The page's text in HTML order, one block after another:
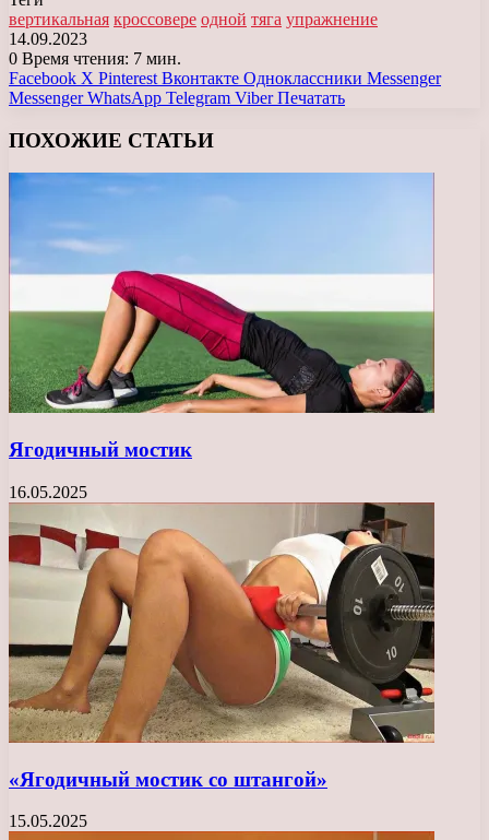
вертикальная кроссовере одной тяга упражнение
14.09.2023
0 Время чтения: 7 мин.
Facebook X Pinterest Вконтакте Одноклассники Messenger
Messenger WhatsApp Telegram Viber Печатать
ПОХОЖИЕ СТАТЬИ
Ягодичный мостик
16.05.2025
«Ягодичный мостик со штангой»
15.05.2025